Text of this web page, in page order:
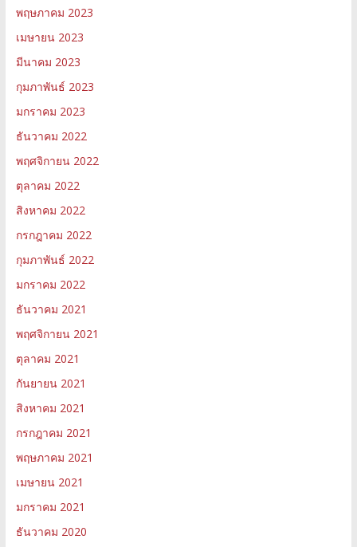
พฤษภาคม 2023
เมษายน 2023
มีนาคม 2023
กุมภาพันธ์ 2023
มกราคม 2023
ธันวาคม 2022
พฤศจิกายน 2022
ตุลาคม 2022
สิงหาคม 2022
กรกฎาคม 2022
กุมภาพันธ์ 2022
มกราคม 2022
ธันวาคม 2021
พฤศจิกายน 2021
ตุลาคม 2021
กันยายน 2021
สิงหาคม 2021
กรกฎาคม 2021
พฤษภาคม 2021
เมษายน 2021
มกราคม 2021
ธันวาคม 2020